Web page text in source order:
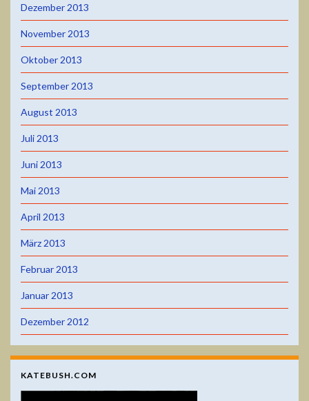
Dezember 2013
November 2013
Oktober 2013
September 2013
August 2013
Juli 2013
Juni 2013
Mai 2013
April 2013
März 2013
Februar 2013
Januar 2013
Dezember 2012
KATEBUSH.COM